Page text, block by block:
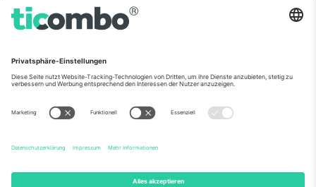
Totleben 53-55, 1606 Sofia,
Bulgaria
Building A1, Office 302, Dubai,
Mexico
Av Chapultepec 360, Roma
Norte, Cuauhtémoc, 06700
Ciudad de México, CDMX,
Mexico
Die juristische Person des Plattformanbieters kann je nach
Informationen finden Sie auf der jeweiligen Veranstaltungsseite, im